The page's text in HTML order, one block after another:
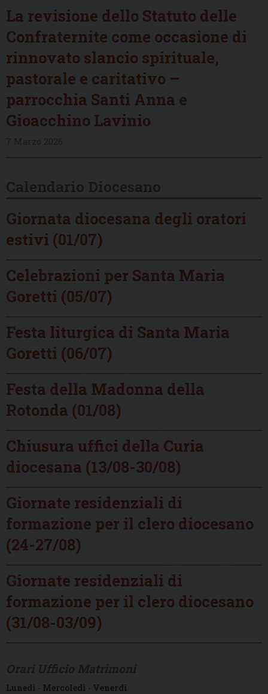
La revisione dello Statuto delle
Confraternite come occasione di
rinnovato slancio spirituale,
pastorale e caritativo –
parrocchia Santi Anna e
Gioacchino Lavinio
Giornata diocesana degli oratori
estivi (01/07)
Celebrazioni per Santa Maria
Goretti (05/07)
Festa liturgica di Santa Maria
Goretti (06/07)
Festa della Madonna della
Rotonda (01/08)
Chiusura uffici della Curia
diocesana (13/08-30/08)
Giornate residenziali di
formazione per il clero diocesano
(24-27/08)
Giornate residenziali di
formazione per il clero diocesano
(31/08-03/09)
Lunedì - Mercoledì - Venerdì